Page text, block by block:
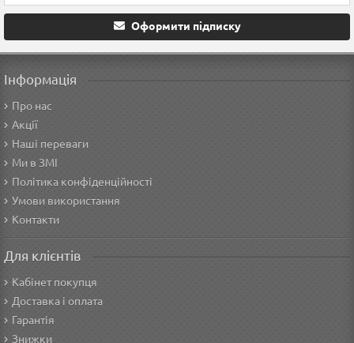
Оформити підписку
Інформація
Про нас
Акції
Наші переваги
Ми в ЗМІ
Політика конфіденційності
Умови використання
Контакти
Для клієнтів
Кабінет покупця
Доставка і оплата
Гарантія
Знижки